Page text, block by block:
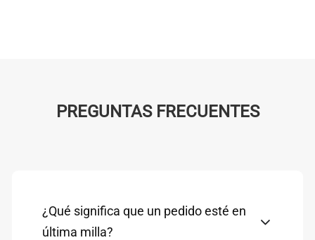
PREGUNTAS FRECUENTES
¿Qué significa que un pedido esté en
última milla?